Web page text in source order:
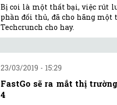
Bị coi là một thất bại, việc rút
phần đối thủ, đã cho hãng một
Techcrunch cho hay.
23/03/2019 - 15:29
FastGo sẽ ra mắt thị
4